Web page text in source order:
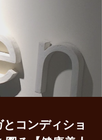
コンディショ